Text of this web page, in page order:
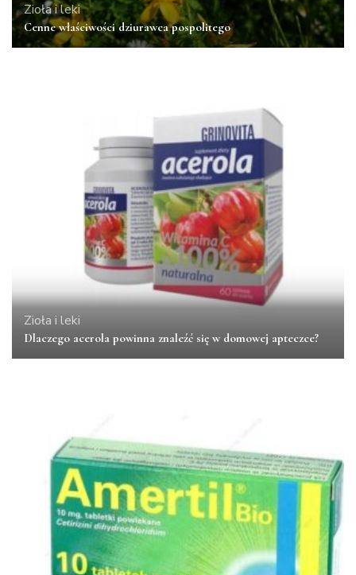
Zioła i leki
Cenne właściwości dziurawca pospolitego
Zioła i leki
Dlaczego acerola powinna znaleźć się w domowej apteczce?